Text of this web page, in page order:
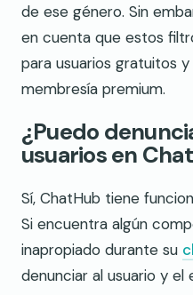
de ese género. Sin
en cuenta que estos
para usuarios gratuitos
membresía premium.
¿Puedo
usuarios en
Sí, ChatHub tiene
Si encuentra algún
inapropiado durante su
denunciar al usuario y el